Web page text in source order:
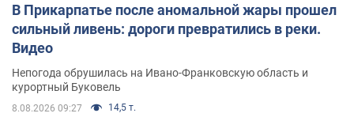
В Прикарпатье после аномальной жары прошел
сильный ливень: дороги превратились в реки.
Видео
Непогода обрушилась на Ивано-Франковскую область и
курортный Буковель
8.08.2026 09:27 14,5 т.